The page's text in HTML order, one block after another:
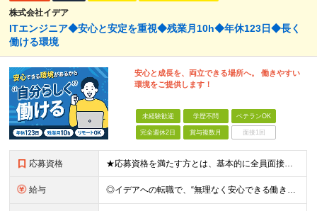
株式会社イデア
ITエンジニア◆安心と安定を重視◆残業月10h◆年休123日◆長く
働ける環境
安心と成長を、両立できる場所へ。 働きやすい
環境をご提供します！
未経験歓迎 学歴不問 ベテランOK
完全週休2日 賞与複数月 面接1回
応募資格 ★応募資格を満たす方とは、基本的に全員面接！ イデアは人柄と想いを大切にしています。 「もう少し自分に合った環境で働きたい」「安心できるチームで力を発揮したい」 ──そんな気持ちでの応募も大歓迎です。
給与 ◎イデアへの転職で、“無理なく安心できる働き方”を。 月給35万円〜＋賞与年2回（前年度実績4ヶ月分） ★経験・スキル・年齢をしっかり考慮し決定します ★時間外手当は全額支給 ★試用期間6ヵ月（雇用